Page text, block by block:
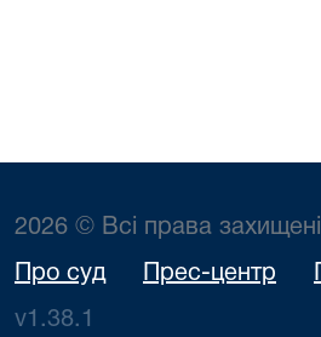
2026 © Всі права захищені
Про суд Прес-центр
v1.38.1